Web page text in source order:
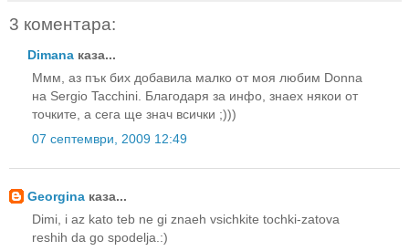
3 коментара:
Dimana каза...
Ммм, аз пък бих добавила малко от моя любим Donna
на Sergio Tacchini. Благодаря за инфо, знаех някои от
точките, а сега ще знач всички ;)))
07 септември, 2009 12:49
Georgina каза...
Dimi, i az kato teb ne gi znaeh vsichkite tochki-zatova
reshih da go spodelja.:)